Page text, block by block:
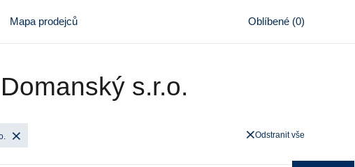
Mapa prodejců Oblíbené (0)
s.r.o.
Odstranit vše